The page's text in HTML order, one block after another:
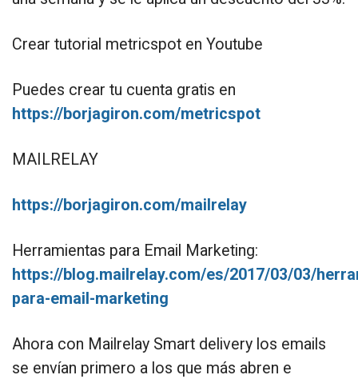
Crear tutorial metricspot en Youtube
Puedes crear tu cuenta gratis en
https://borjagiron.com/metricspot
MAILRELAY
https://borjagiron.com/mailrelay
Herramientas para Email Marketing:
https://blog.mailrelay.com/es/2017/03/03/
para-email-marketing
Ahora con Mailrelay Smart delivery los emails
se envían primero a los que más abren e